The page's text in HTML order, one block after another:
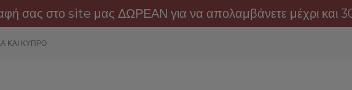
σας στο site μας ΔΩΡΕΑΝ για να απολαμβάνετε μέχρι και
ΚΑΙ ΚΥΠΡΟ